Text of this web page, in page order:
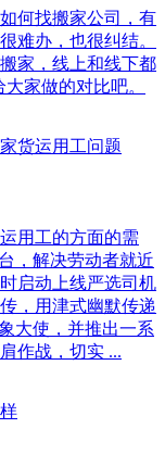
何找搬家公司，有
难办，也很纠结。
家，线上和线下都
家做的对比吧。
用工的方面的需
，解决劳动者就近
启动上线严选司机
，用津式幽默传递
大使，并推出一系
作战，切实 ...